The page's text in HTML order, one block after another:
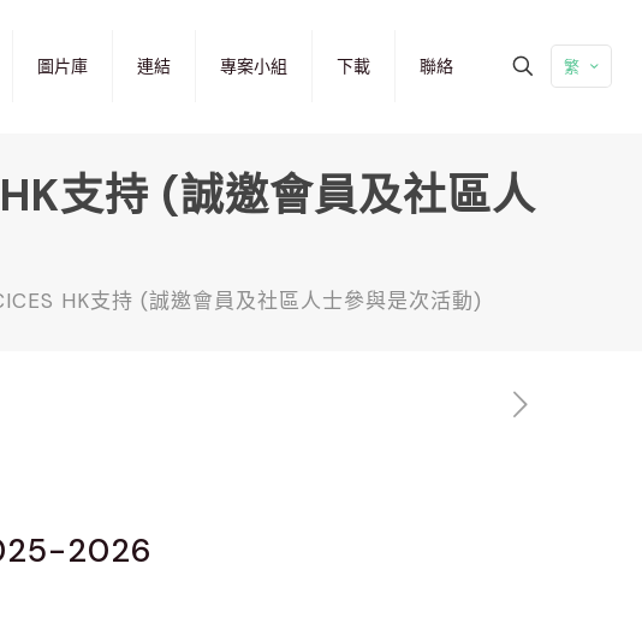
圖片庫 連結 專案小組 下載 聯絡 繁
支持 (誠邀會員及社區人
HK支持 (誠邀會員及社區人士參與是次活動)
2026